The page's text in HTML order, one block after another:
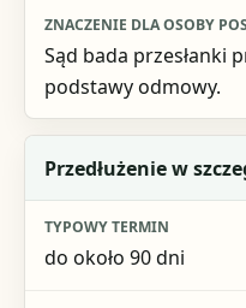
Sąd bada przesłanki
podstawy odmowy.
Przedłużenie w
do około 90 dni